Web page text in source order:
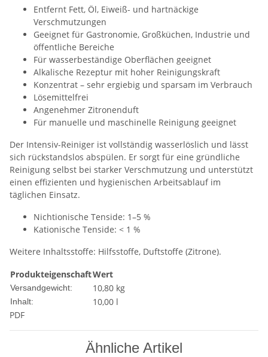
Entfernt Fett, Öl, Eiweiß- und hartnäckige
Verschmutzungen
Geeignet für Gastronomie, Großküchen, Industrie und
öffentliche Bereiche
Für wasserbeständige Oberflächen geeignet
Alkalische Rezeptur mit hoher Reinigungskraft
Konzentrat – sehr ergiebig und sparsam im Verbrauch
Lösemittelfrei
Angenehmer Zitronenduft
Für manuelle und maschinelle Reinigung geeignet
Der Intensiv-Reiniger ist vollständig wasserlöslich und lässt
sich rückstandslos abspülen. Er sorgt für eine gründliche
Reinigung selbst bei starker Verschmutzung und unterstützt
einen effizienten und hygienischen Arbeitsablauf im
täglichen Einsatz.
Nichtionische Tenside: 1–5 %
Kationische Tenside: < 1 %
Weitere Inhaltsstoffe: Hilfsstoffe, Duftstoffe (Zitrone).
ProdukteigenschaftWert
Versandgewicht: 10,80 kg
Inhalt:
10,00 l
PDF
Ähnliche Artikel